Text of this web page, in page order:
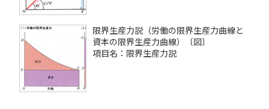
限界生産力説（労働の限界生産力曲線と
資本の限界生産力曲線）〔図〕
項目名：限界生産力説